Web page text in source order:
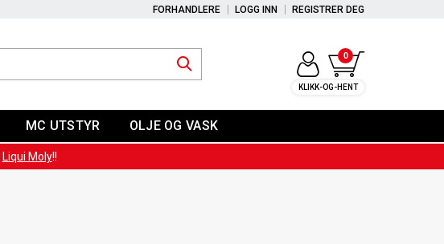
FORHANDLERE LOGG INN REGISTRER DEG
0
KLIKK-OG-HENT
MC UTSTYR OLJE OG VASK
Liqui Moly!!